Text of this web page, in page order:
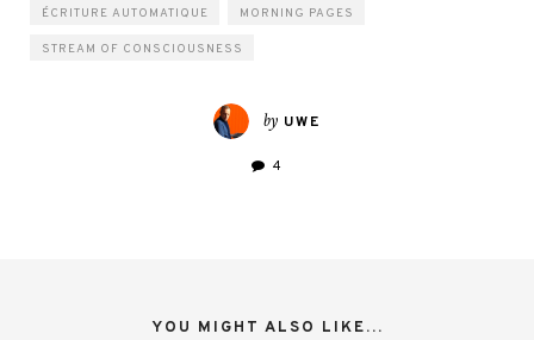
ÉCRITURE AUTOMATIQUE MORNING PAGES
STREAM OF CONSCIOUSNESS
by UWE
4
YOU MIGHT ALSO LIKE...